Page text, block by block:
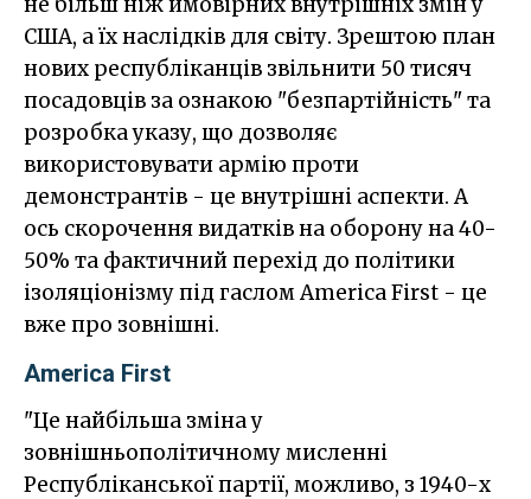
США, а їх наслідків для світу. Зрештою план
нових республіканців звільнити 50 тисяч
посадовців за ознакою "безпартійність" та
розробка указу, що дозволяє
використовувати армію проти
демонстрантів - це внутрішні аспекти. А
ось скорочення видатків на оборону на 40-
50% та фактичний перехід до політики
ізоляціонізму під гаслом America First - це
вже про зовнішні.
America First
"Це найбільша зміна у
зовнішньополітичному мисленні
Республіканської партії, можливо, з 1940-х